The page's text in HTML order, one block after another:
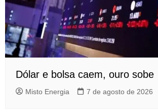
Dólar e bolsa caem, ouro sobe
Misto Energia 7 de agosto de 2026